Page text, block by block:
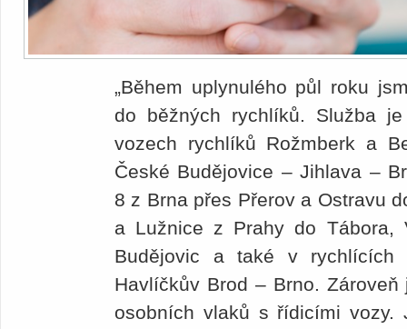
„Během uplynulého půl roku
do běžných rychlíků. Služba
vozech rychlíků Rožmberk a
České Budějovice – Jihlava –
8 z Brna přes Přerov a Ostravu
a Lužnice z Prahy do Tábora,
Budějovic a také v
Havlíčkův Brod – Brno.
osobních vlaků s řídicími